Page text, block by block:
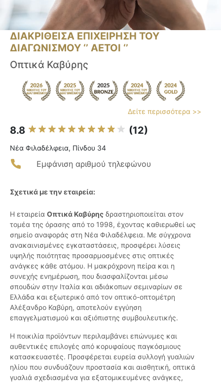
ΔΙΑΚΡΙΘΕΙΣΑ ΕΠΙΧΕΙΡΗΣΗ ΤΟΥ
ΔΙΑΓΩΝΙΣΜΟΥ ‘’ ΑΕΤΟΙ ‘’
Οπτικά Καβύρης
Δείτε περισσότερα >>
8.8 (12)
Νέα Φιλαδέλφεια, Πίνδου 34
Εμφάνιση αριθμού τηλεφώνου
Σχετικά με την εταιρεία:
Η εταιρεία Οπτικά Καβύρης δραστηριοποιείται στον
τομέα της όρασης από το 1998, έχοντας καθιερωθεί ως
σημείο αναφοράς στη Νέα Φιλαδέλφεια. Με σύγχρονα
ανακαινισμένες εγκαταστάσεις, προσφέρει λύσεις
υψηλής ποιότητας προσαρμοσμένες στις οπτικές
ανάγκες κάθε ατόμου. Η μακρόχρονη πείρα και η
συνεχής ενημέρωση, που διασφαλίζονται μέσω
σπουδών στην Ιταλία και αδιάκοπων σεμιναρίων σε
Ελλάδα και εξωτερικό από τον οπτικό-οπτομέτρη
Αλέξανδρο Καβύρη, αποτελούν εγγύηση
επαγγελματισμού και αξιόπιστης συμβουλευτικής.
Η ποικιλία προϊόντων περιλαμβάνει επώνυμες και
αυθεντικές επιλογές από κορυφαίους παγκόσμιους
κατασκευαστές. Προσφέρεται ευρεία συλλογή γυαλιών
ηλίου που συνδυάζουν προστασία και αισθητική, οπτικά
γυαλιά σχεδιασμένα για εξατομικευμένες ανάγκες,